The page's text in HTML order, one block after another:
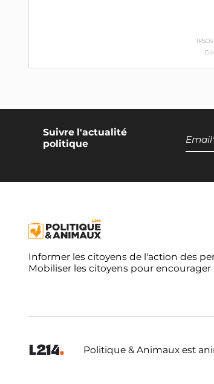
IPSOS
Suivre l'actualité
politique
Informer les citoyens de l'action des
Mobiliser les citoyens pour
Politique & Animaux est